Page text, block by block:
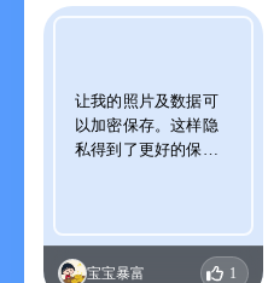
让我的照片及数据可
以加密保存。这样隐
私得到了更好的保
宝宝暴富 1